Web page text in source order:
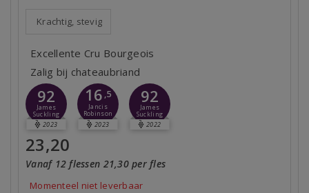
Krachtig, stevig
Excellente Cru Bourgeois
Zalig bij chateaubriand
92
James
Suckling
2023
16 ,5
Jancis
Robinson
2023
92
James
Suckling
2022
23,20
Vanaf 12 flessen 21,30 per fles
Momenteel niet leverbaar